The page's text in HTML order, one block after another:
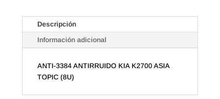
cantidadDescripción
Información adicional
ANTI-3384 ANTIRRUIDO KIA K2700 ASIA
TOPIC (8U)